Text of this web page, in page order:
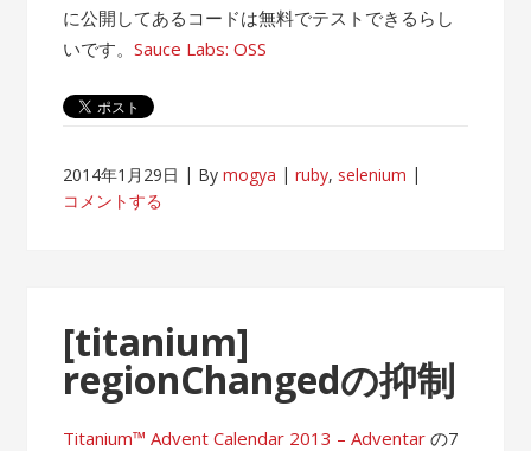
に公開してあるコードは無料でテストできるらし
いです。Sauce Labs: OSS
2014年1月29日 Bymogya ruby, selenium
コメントする
[titanium]
regionChangedの抑制
Titanium™ Advent Calendar 2013 – Adventar の7